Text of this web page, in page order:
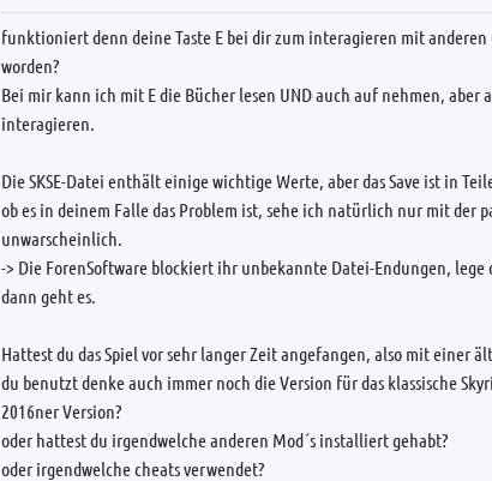
funktioniert denn deine Taste E bei dir zum interagieren mit
worden?
Bei mir kann ich mit E die Bücher lesen UND auch auf nehmen,
interagieren.
Die SKSE-Datei enthält einige wichtige Werte, aber das Save ist in
ob es in deinem Falle das Problem ist, sehe ich natürlich nur mit der
unwarscheinlich.
-> Die ForenSoftware blockiert ihr unbekannte Datei-Endungen,
dann geht es.
Hattest du das Spiel vor sehr langer Zeit angefangen, also mit einer
du benutzt denke auch immer noch die Version für das klassische
2016ner Version?
oder hattest du irgendwelche anderen Mod´s installiert gehabt?
oder irgendwelche cheats verwendet?